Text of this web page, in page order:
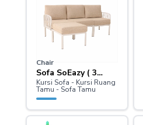
Chair
Sofa SoEazy ( 3
Seater L ) White
Kursi Sofa - Kursi Ruang
Tamu - Sofa Tamu